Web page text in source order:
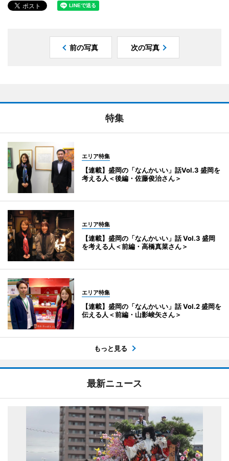
前の写真 次の写真
特集
エリア特集
【連載】盛岡の「なんかいい」話Vol.3 盛岡を
考える人＜後編・佐藤俊治さん＞
エリア特集
【連載】盛岡の「なんかいい」話 Vol.3 盛岡
を考える人＜前編・高橋真菜さん＞
エリア特集
【連載】盛岡の「なんかいい」話 Vol.2 盛岡を
伝える人＜前編・山影峻矢さん＞
もっと見る
最新ニュース